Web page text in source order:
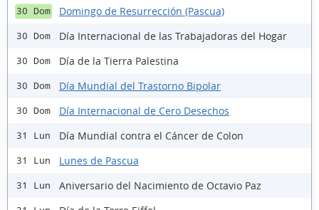
30 Dom Domingo de Resurrección (Pascua)
30 Dom Día Internacional de las Trabajadoras del Hogar
30 Dom Día de la Tierra Palestina
30 Dom Día Mundial del Trastorno Bipolar
30 Dom Día Internacional de Cero Desechos
31 Lun Día Mundial contra el Cáncer de Colon
31 Lun Lunes de Pascua
31 Lun Aniversario del Nacimiento de Octavio Paz